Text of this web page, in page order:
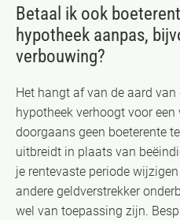
Betaal ik ook
hypotheek aanpas,
verbouwing?
Het hangt af van de aard
hypotheek verhoogt voor
doorgaans geen boeterente
uitbreidt in plaats van
je rentevaste periode
andere geldverstrekker
wel van toepassing zijn.